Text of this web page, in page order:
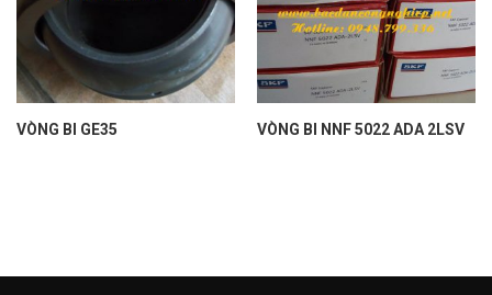
VÒNG BI GE35 VÒNG BI NNF 5022 ADA 2LSV